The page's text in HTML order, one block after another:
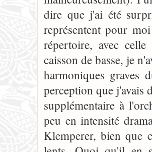
dire que j'ai été
représentent pour
répertoire, avec
caisson de basse, je
harmoniques graves
perception que j'avais
supplémentaire à
peu en intensité
Klemperer, bien que